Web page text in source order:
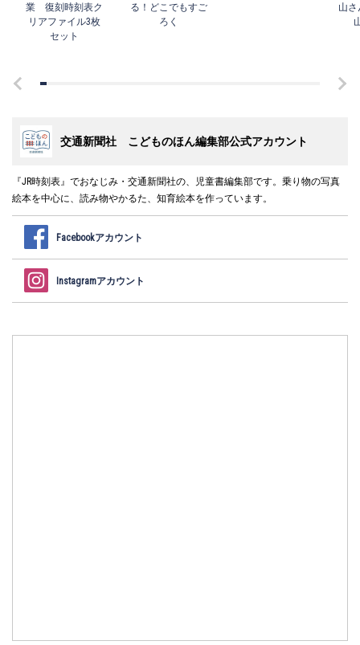
業 復刻時刻表ク
リアファイル3枚
セット
る！どこでもすご
ろく
山さ
交通新聞社 こどものほん編集部公式アカウント
『JR時刻表』でおなじみ・交通新聞社の、児童書編集部です。乗り物の写真
絵本を中心に、読み物やかるた、知育絵本を作っています。
Facebookアカウント
Instagramアカウント